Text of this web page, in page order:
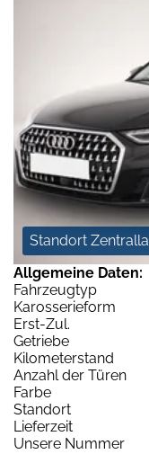
Standort
Allgemeine Daten:
Fahrzeugtyp
Karosserieform
Erst-Zul.
Getriebe
Kilometerstand
Anzahl der Türen
Farbe
Standort
Lieferzeit
Unsere Nummer